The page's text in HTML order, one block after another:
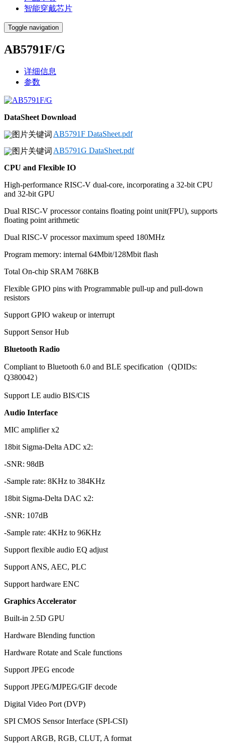
智能穿戴芯片
Toggle navigation
AB5791F/G
详细信息
参数
DataSheet Download
AB5791F DataSheet.pdf
AB5791G DataSheet.pdf
CPU and Flexible IO
High-performance RISC-V dual-core, incorporating a 32-bit CPU
and 32-bit GPU
Dual RISC-V processor contains floating point unit(FPU), supports
floating point arithmetic
Dual RISC-V processor maximum speed 180MHz
Program memory: internal 64Mbit/128Mbit flash
Total On-chip SRAM 768KB
Flexible GPIO pins with Programmable pull-up and pull-down
resistors
Support GPIO wakeup or interrupt
Support Sensor Hub
Bluetooth Radio
Compliant to Bluetooth 6.0 and BLE specification（QDIDs:
Q380042）
Support LE audio BIS/CIS
Audio Interface
MIC amplifier x2
18bit Sigma-Delta ADC x2:
-SNR: 98dB
-Sample rate: 8KHz to 384KHz
18bit Sigma-Delta DAC x2:
-SNR: 107dB
-Sample rate: 4KHz to 96KHz
Support flexible audio EQ adjust
Support ANS, AEC, PLC
Support hardware ENC
Graphics Accelerator
Built-in 2.5D GPU
Hardware Blending function
Hardware Rotate and Scale functions
Support JPEG encode
Support JPEG/MJPEG/GIF decode
Digital Video Port (DVP)
SPI CMOS Sensor Interface (SPI-CSI)
Support ARGB, RGB, CLUT, A format